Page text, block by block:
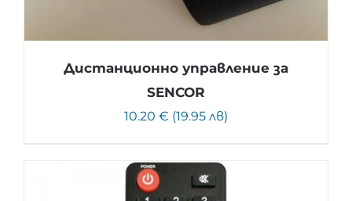
Дистанционно управление за
SENCOR
10.20 € (19.95 лв)